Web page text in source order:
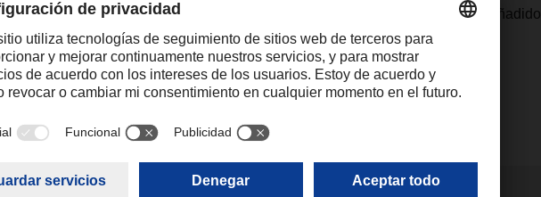
de más espacio de almacenaje y para proporcionar servicios de valor añadido
en el país, en las ciudades de Incheon, Busan y Seúl.